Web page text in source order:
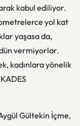
kabul ediliyor.
yol kat
yaşasa da,
vermiyorlar.
kadınlara yönelik
Gültekin İçme,